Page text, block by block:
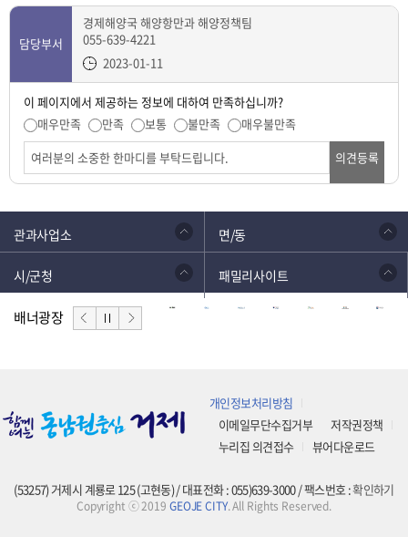
담당부서
경제해양국 해양항만과 해양정책팀
055-639-4221
2023-01-11
이 페이지에서 제공하는 정보에 대하여 만족하십니까?
매우만족
만족 보통 불만족
매우불만족
의견등록
관과사업소 면/동
시/군청 패밀리사이트
배너광장
개인정보처리방침
이메일무단수집거부
저작권정책
누리집 의견접수
뷰어다운로드
(53257) 거제시 계룡로 125 (고현동) / 대표전화 : 055)639-3000 / 팩스번호 :확인하기
Copyright ⓒ 2019 GEOJE CITY. All Rights Reserved.